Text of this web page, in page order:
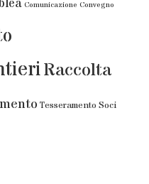
Comunicazione Convegno
Raccolta
Tesseramento Soci